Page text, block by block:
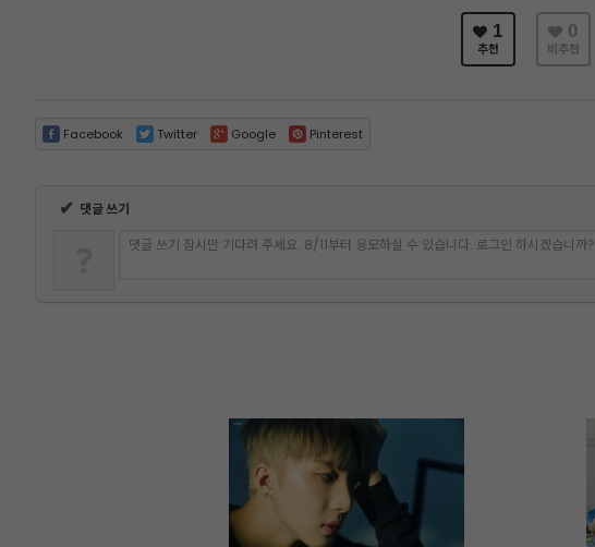
1
추천
0
비추천
Facebook Twitter Google Pinterest
✔ 댓글 쓰기
댓글 쓰기 잠시만 기다려 주세요. 8/11부터 응모하실 수 있습니다. 로그인 하시겠습니까?